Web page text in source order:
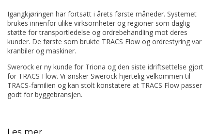
Igangkjøringen har fortsatt i årets første måneder. Systemet
brukes innenfor ulike virksomheter og regioner som daglig
støtte for transportledelse og ordrebehandling mot deres
kunder. De første som brukte TRACS Flow og ordrestyring var
kranbiler og maskiner.
Swerock er ny kunde for Triona og den siste idriftsettelse gjort
for TRACS Flow. Vi ønsker Swerock hjertelig velkommen til
TRACS-familien og kan stolt konstatere at TRACS Flow passer
godt for byggebransjen.
Les mer